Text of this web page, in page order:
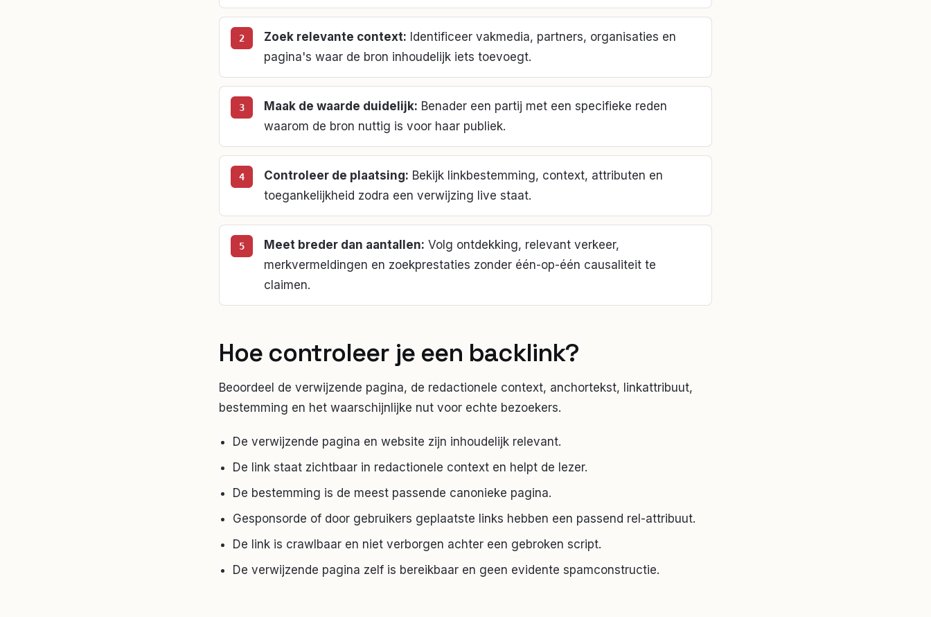
Zoek relevante context: Identificeer vakmedia, partners, organisaties en
pagina's waar de bron inhoudelijk iets toevoegt.
Maak de waarde duidelijk: Benader een partij met een specifieke reden
waarom de bron nuttig is voor haar publiek.
Controleer de plaatsing: Bekijk linkbestemming, context, attributen en
toegankelijkheid zodra een verwijzing live staat.
Meet breder dan aantallen: Volg ontdekking, relevant verkeer,
merkvermeldingen en zoekprestaties zonder één-op-één causaliteit te
claimen.
Hoe controleer je een backlink?
Beoordeel de verwijzende pagina, de redactionele context, anchortekst, linkattribuut,
bestemming en het waarschijnlijke nut voor echte bezoekers.
De verwijzende pagina en website zijn inhoudelijk relevant.
De link staat zichtbaar in redactionele context en helpt de lezer.
De bestemming is de meest passende canonieke pagina.
Gesponsorde of door gebruikers geplaatste links hebben een passend rel-attribuut.
De link is crawlbaar en niet verborgen achter een gebroken script.
De verwijzende pagina zelf is bereikbaar en geen evidente spamconstructie.